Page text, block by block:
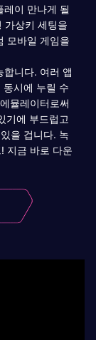
이 만나게 될
가상키 세팅을
모바일 게임을
합니다. 여러 앱
시에 누릴 수
뮬레이터로써
기에 부드럽고
을 겁니다. 녹
지금 바로 다운